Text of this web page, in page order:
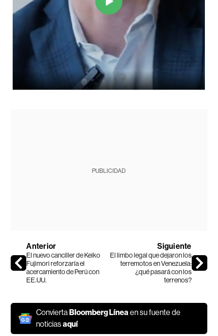
PUBLICIDAD
Anterior
El nuevo canciller de Keiko
Fujimori reforzaría el
acercamiento de Perú con
EE.UU.
Siguiente
El limbo legal que dejaron los
terremotos en Venezuela:
¿qué pasará con los
terrenos?
ConviertaBloomberg Líneaen su fuente de
noticiasaquí